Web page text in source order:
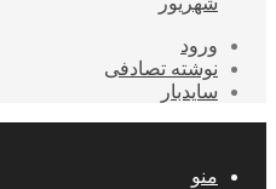
ورود
نوشته تصادفی
سایدبار
منو